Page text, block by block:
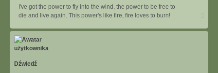
I've got the power to fly into the wind, the power to be free to
die and live again. This power's like fire, fire loves to burn!
górę
Dźwiedź